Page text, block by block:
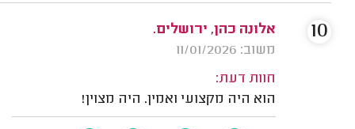
אלונה כהן, ירושלים.
משוב: 11/01/2026
חוות דעת:
הוא היה מקצועי ואמין. היה מצוין!
10